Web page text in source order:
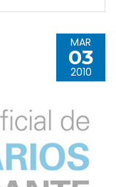
MAR
03
2010